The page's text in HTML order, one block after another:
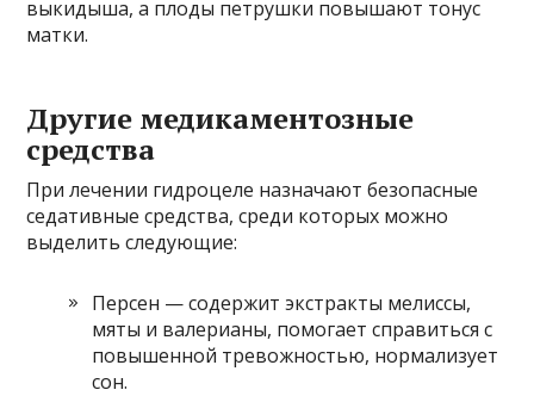
выкидыша, а плоды петрушки повышают тонус
матки.
Другие медикаментозные
средства
При лечении гидроцеле назначают безопасные
седативные средства, среди которых можно
выделить следующие:
Персен — содержит экстракты мелиссы,
мяты и валерианы, помогает справиться с
повышенной тревожностью, нормализует
сон.